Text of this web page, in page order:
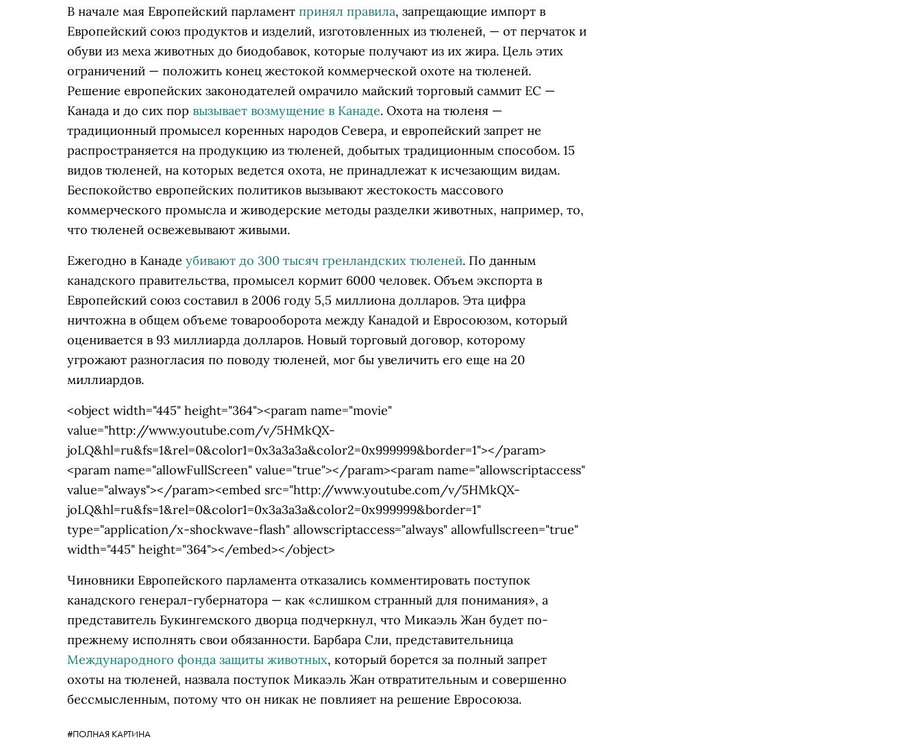
В начале мая Европейский парламент принял правила, запрещающие импорт в
Европейский союз продуктов и изделий, изготовленных из тюленей, — от перчаток и
обуви из меха животных до биодобавок, которые получают из их жира. Цель этих
ограничений — положить конец жестокой коммерческой охоте на тюленей.
Решение европейских законодателей омрачило майский торговый саммит ЕС —
Канада и до сих пор вызывает возмущение в Канаде. Охота на тюленя —
традиционный промысел коренных народов Севера, и европейский запрет не
распространяется на продукцию из тюленей, добытых традиционным способом. 15
видов тюленей, на которых ведется охота, не принадлежат к исчезающим видам.
Беспокойство европейских политиков вызывают жестокость массового
коммерческого промысла и живодерские методы разделки животных, например, то,
что тюленей освежевывают живыми.
Ежегодно в Канаде убивают до 300 тысяч гренландских тюленей. По данным
канадского правительства, промысел кормит 6000 человек. Объем экспорта в
Европейский союз составил в 2006 году 5,5 миллиона долларов. Эта цифра
ничтожна в общем объеме товарооборота между Канадой и Евросоюзом, который
оценивается в 93 миллиарда долларов. Новый торговый договор, которому
угрожают разногласия по поводу тюленей, мог бы увеличить его еще на 20
миллиардов.
<object width="445" height="364"><param name="movie"
value="http://www.youtube.com/v/5HMkQX-
joLQ&hl=ru&fs=1&rel=0&color1=0x3a3a3a&color2=0x999999&border=1"></param>
<param name="allowFullScreen" value="true"></param><param name="allowscriptaccess"
value="always"></param><embed src="http://www.youtube.com/v/5HMkQX-
joLQ&hl=ru&fs=1&rel=0&color1=0x3a3a3a&color2=0x999999&border=1"
type="application/x-shockwave-flash" allowscriptaccess="always" allowfullscreen="true"
width="445" height="364"></embed></object>
Чиновники Европейского парламента отказались комментировать поступок
канадского генерал-губернатора — как «слишком странный для понимания», а
представитель Букингемского дворца подчеркнул, что Микаэль Жан будет по-
прежнему исполнять свои обязанности. Барбара Сли, представительница
Международного фонда защиты животных, который борется за полный запрет
охоты на тюленей, назвала поступок Микаэль Жан отвратительным и совершенно
бессмысленным, потому что он никак не повлияет на решение Евросоюза.
#ПОЛНАЯ КАРТИНА